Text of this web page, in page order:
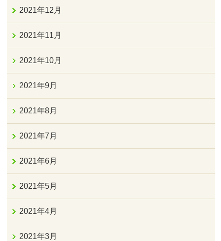
2021年12月
2021年11月
2021年10月
2021年9月
2021年8月
2021年7月
2021年6月
2021年5月
2021年4月
2021年3月